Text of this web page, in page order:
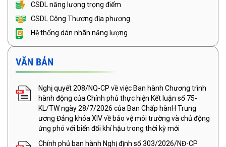
CSDL năng lượng trọng điểm
CSDL Công Thương địa phương
Hệ thống dán nhãn năng lượng
VĂN BẢN
Nghị quyết 208/NQ-CP về việc Ban hành Chương trình
hành động của Chính phủ thực hiện Kết luận số 75-
KL/TW ngày 28/7/2026 của Ban Chấp hànH Trung
ương Đảng khóa XIV về bảo vệ môi trường và chủ động
ứng phó với biến đổi khí hậu trong thời kỳ mới
Chính phủ ban hành Nghị định số 303/2026/NĐ-CP